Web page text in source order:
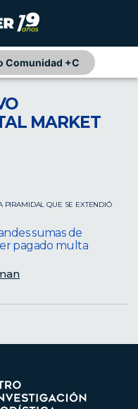
Comunidad +C
MARKET
PIRAMIDAL QUE SE EXTENDIÓ
sumas de
pagado multa